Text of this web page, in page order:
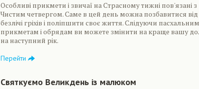
Особливі прикмети і звичаї на Страсному тижні пов'язані з
Чистим четвергом. Саме в цей день можна позбавитися від
безлічі гріхів і поліпшити своє життя. Слідуючи пасхальним
прикметам і обрядам ви можете змінити на краще вашу
на наступний рік.
Перейти
Святкуємо Великдень із малюком